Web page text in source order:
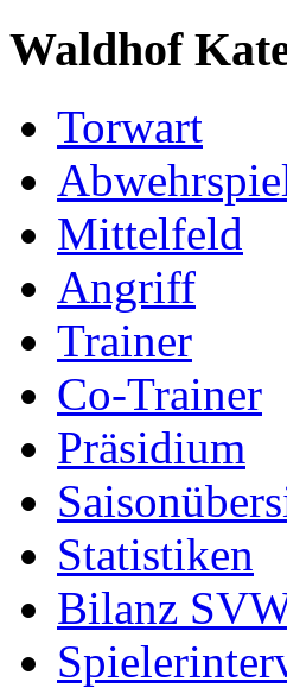
Waldhof
Torwart
Mittelfeld
Angriff
Trainer
Co-Trainer
Präsidium
Statistiken
Bilanz